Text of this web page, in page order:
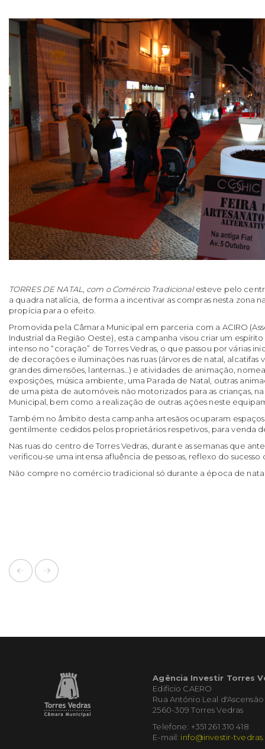
TORRES DE NATAL, com o Comércio Tradicionalesteve pelo
a quadra natalícia, de forma a incentivar as compras nesta zona
propícia para o efeito.
Promovida pela Câmara Municipal em parceria com a ACIRO
Industrial da Região Oeste), esta campanha visou criar um
intenso no “coração” de Torres Vedras, o que passou por várias
de decorações e iluminações nas ruas (árvores de natal, alcatifas
grandes dimensões, lanternas…) e atividades de animação,
exposições, música ambiente, uma Parada de Natal, outras
de uma pista de automóveis não motorizados para as crianças,
Municipal, bem como a realização de outras ações neste
Também no âmbito desta campanha artesãos ocuparam
gentilmente cedidos pelos proprietários respetivos, para venda
Nas ruas do centro de Torres Vedras, durante as semanas que
verificou-se uma intensa afluência de pessoas, reflexo do
Não compre no comércio tradicional só durante a época de
Agência Investir Torres
Edifício CAERO
Rua António Leal d'Ascensão
2560-309 Torres Vedras
Telefone: +351 261 310 418
E-mail: info@investir-